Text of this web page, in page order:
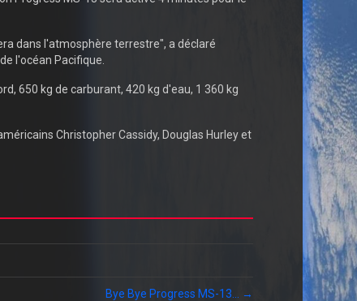
dans l'atmosphère terrestre", a déclaré
l'océan Pacifique.
650 kg de carburant, 420 kg d'eau, 1 360 kg
Christopher Cassidy, Douglas Hurley et
Bye Bye Progress MS-13… →